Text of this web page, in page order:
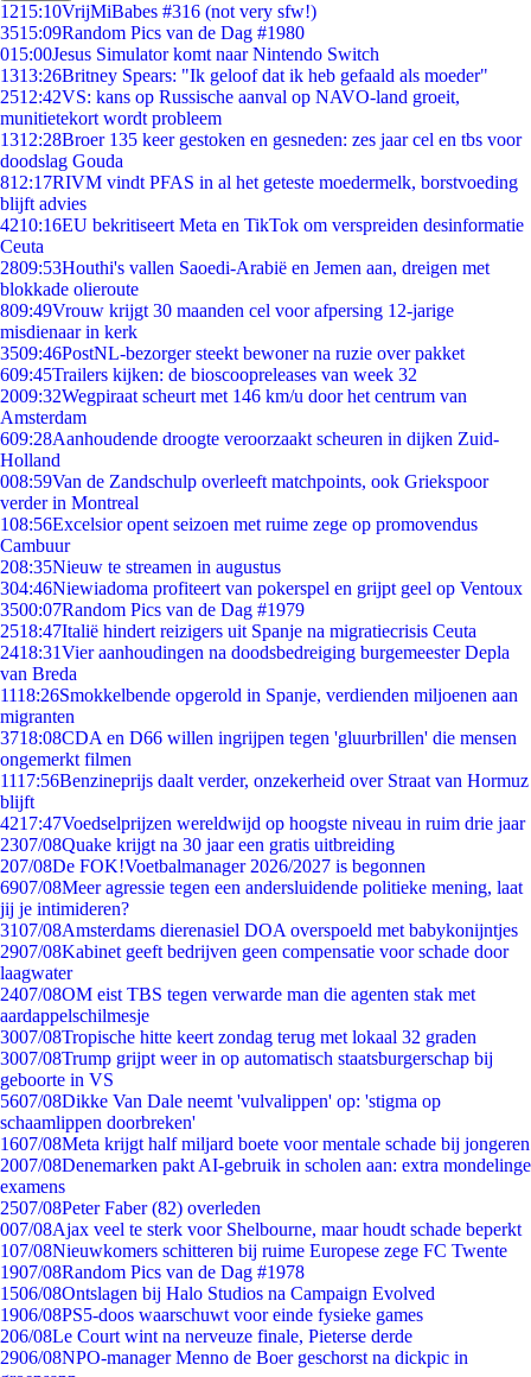
1215:10VrijMiBabes #316 (not very sfw!)
3515:09Random Pics van de Dag #1980
015:00Jesus Simulator komt naar Nintendo Switch
1313:26Britney Spears: "Ik geloof dat ik heb gefaald als moeder"
2512:42VS: kans op Russische aanval op NAVO-land groeit,
munitietekort wordt probleem
1312:28Broer 135 keer gestoken en gesneden: zes jaar cel en tbs voor
doodslag Gouda
812:17RIVM vindt PFAS in al het geteste moedermelk, borstvoeding
blijft advies
4210:16EU bekritiseert Meta en TikTok om verspreiden desinformatie
Ceuta
2809:53Houthi's vallen Saoedi-Arabië en Jemen aan, dreigen met
blokkade olieroute
809:49Vrouw krijgt 30 maanden cel voor afpersing 12-jarige
misdienaar in kerk
3509:46PostNL-bezorger steekt bewoner na ruzie over pakket
609:45Trailers kijken: de bioscoopreleases van week 32
2009:32Wegpiraat scheurt met 146 km/u door het centrum van
Amsterdam
609:28Aanhoudende droogte veroorzaakt scheuren in dijken Zuid-
Holland
008:59Van de Zandschulp overleeft matchpoints, ook Griekspoor
verder in Montreal
108:56Excelsior opent seizoen met ruime zege op promovendus
Cambuur
208:35Nieuw te streamen in augustus
304:46Niewiadoma profiteert van pokerspel en grijpt geel op Ventoux
3500:07Random Pics van de Dag #1979
2518:47Italië hindert reizigers uit Spanje na migratiecrisis Ceuta
2418:31Vier aanhoudingen na doodsbedreiging burgemeester Depla
van Breda
1118:26Smokkelbende opgerold in Spanje, verdienden miljoenen aan
migranten
3718:08CDA en D66 willen ingrijpen tegen 'gluurbrillen' die mensen
ongemerkt filmen
1117:56Benzineprijs daalt verder, onzekerheid over Straat van Hormuz
blijft
4217:47Voedselprijzen wereldwijd op hoogste niveau in ruim drie jaar
2307/08Quake krijgt na 30 jaar een gratis uitbreiding
207/08De FOK!Voetbalmanager 2026/2027 is begonnen
6907/08Meer agressie tegen een andersluidende politieke mening, laat
jij je intimideren?
3107/08Amsterdams dierenasiel DOA overspoeld met babykonijntjes
2907/08Kabinet geeft bedrijven geen compensatie voor schade door
laagwater
2407/08OM eist TBS tegen verwarde man die agenten stak met
aardappelschilmesje
3007/08Tropische hitte keert zondag terug met lokaal 32 graden
3007/08Trump grijpt weer in op automatisch staatsburgerschap bij
geboorte in VS
5607/08Dikke Van Dale neemt 'vulvalippen' op: 'stigma op
schaamlippen doorbreken'
1607/08Meta krijgt half miljard boete voor mentale schade bij jongeren
2007/08Denemarken pakt AI-gebruik in scholen aan: extra mondelinge
examens
2507/08Peter Faber (82) overleden
007/08Ajax veel te sterk voor Shelbourne, maar houdt schade beperkt
107/08Nieuwkomers schitteren bij ruime Europese zege FC Twente
1907/08Random Pics van de Dag #1978
1506/08Ontslagen bij Halo Studios na Campaign Evolved
1906/08PS5-doos waarschuwt voor einde fysieke games
206/08Le Court wint na nerveuze finale, Pieterse derde
2906/08NPO-manager Menno de Boer geschorst na dickpic in